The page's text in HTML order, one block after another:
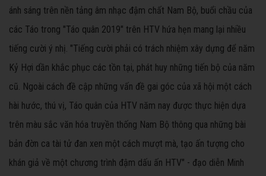
ánh sáng trên nền tảng âm nhạc đậm chất Nam Bộ, buổi chầu của
các Táo trong "Táo quân 2019" trên HTV hứa hẹn mang lại nhiều
tiếng cười ý nhị. "Tiếng cười phải có trách nhiệm xây dựng để năm
Kỷ Hợi dần khắc phục các tồn tại, phát huy những tiến bộ của năm
cũ. Ngoài cách đề cập những vấn đề gai góc của xã hội một cách
hài hước, thú vị, Táo quân của HTV năm nay được thực hiện dựa
trên màu sắc văn hóa truyền thống Nam Bộ thông qua những bài
bản đờn ca tài tử đan xen một cách mượt mà, tạo ấn tượng cho
khán giả về một chương trình đậm dấu ấn HTV" - đạo diễn Minh